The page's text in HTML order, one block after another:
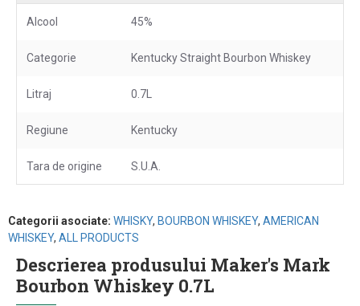
Alcool 45%
Categorie Kentucky Straight Bourbon Whiskey
Litraj 0.7L
Regiune Kentucky
Tara de origine S.U.A.
Categorii asociate: WHISKY, BOURBON WHISKEY, AMERICAN
WHISKEY, ALL PRODUCTS
Descrierea produsului Maker's Mark
Bourbon Whiskey 0.7L